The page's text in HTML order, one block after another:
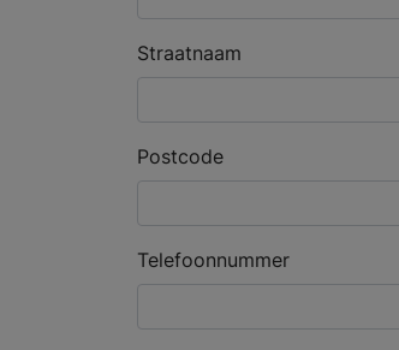
Straatnaam
Postcode
Telefoonnummer